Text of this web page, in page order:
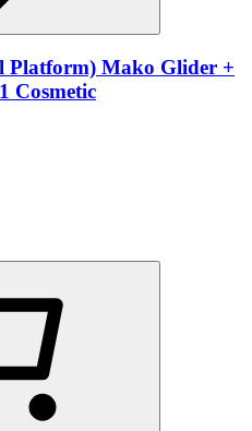
Platform) Mako Glider +
Cosmetic